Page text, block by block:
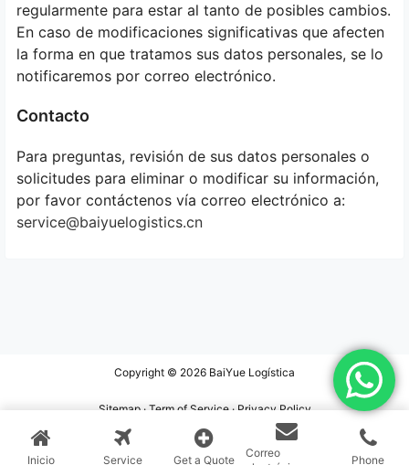
regularmente para estar al tanto de posibles cambios.
En caso de modificaciones significativas que afecten
la forma en que tratamos sus datos personales, se lo
notificaremos por correo electrónico.
Contacto
Para preguntas, revisión de sus datos personales o
solicitudes para eliminar o modificar su información,
por favor contáctenos vía correo electrónico a:
service@baiyuelogistics.cn
Copyright © 2026 BaiYue Logística
Sitemap· Term of Service· Privacy Policy
Inicio Service Get a Quote
Correo
Phone